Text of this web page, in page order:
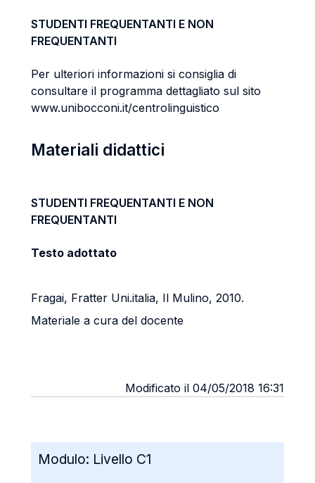
STUDENTI FREQUENTANTI E NON
FREQUENTANTI
Per ulteriori informazioni si consiglia di
consultare il programma dettagliato sul sito
www.unibocconi.it/centrolinguistico
Materiali didattici
STUDENTI FREQUENTANTI E NON
FREQUENTANTI
Testo adottato
Fragai, Fratter Uni.italia, Il Mulino, 2010.
Materiale a cura del docente
Modificato il 04/05/2018 16:31
Modulo: Livello C1